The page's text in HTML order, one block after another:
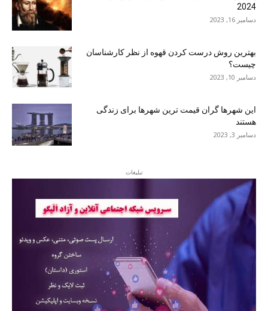
2024
دسامبر 16, 2023
بهترین روش درست کردن قهوه از نظر کارشناسان
چیست؟
دسامبر 10, 2023
این شهرها گران قیمت ترین شهرها برای زندگی
هستند
دسامبر 3, 2023
تبلیغات